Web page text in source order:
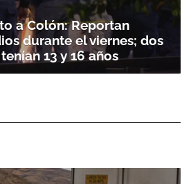
a Colón: Reportan
durante el viernes; dos
13 y 16 años